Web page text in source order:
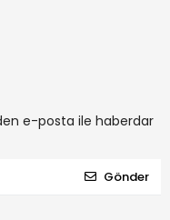
e-posta ile haberdar
Gönder